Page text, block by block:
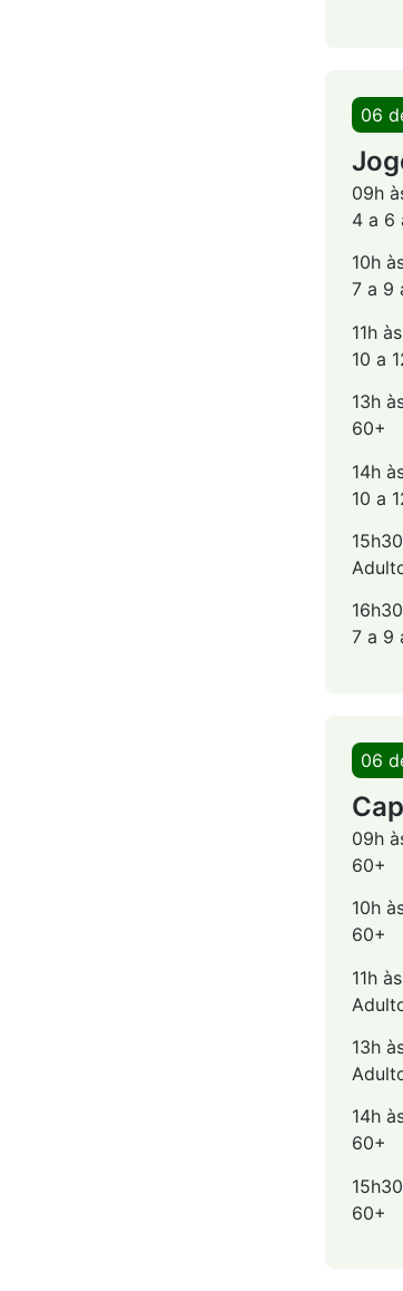
06
09h
4 a 6
10h
7 a 9
11h
10 a
13h
60+
14h
10 a
7 a 9
06
09h
60+
10h
60+
11h
13h
14h
60+
60+